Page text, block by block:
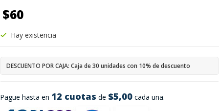
$60
Pague hasta en 12 cuotas de $5,00 cada una.
Hay existencia
DESCUENTO POR CAJA: Caja de 30 unidades con 10% de descuento